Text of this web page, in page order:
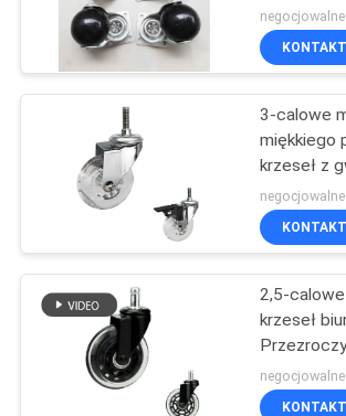
SITEMAP
PRIVACYKoła Wózka
Duty
Kółka meblowe
bocznym
KONTAKT
3-calowe
miękkiego
krzeseł z
kółka
KONTAKT
2,5-calowe
krzeseł
kółek PU
mebli
KONTAKT